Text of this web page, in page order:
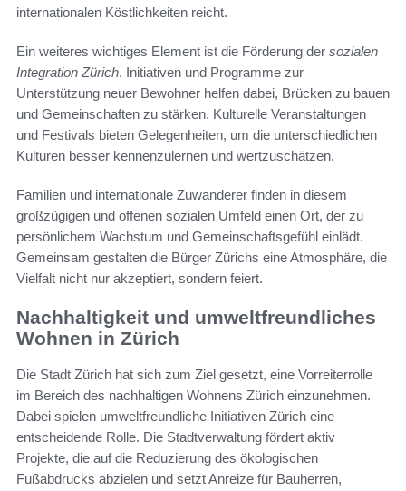
internationalen Köstlichkeiten reicht.
Ein weiteres wichtiges Element ist die Förderung der sozialen
Integration Zürich. Initiativen und Programme zur
Unterstützung neuer Bewohner helfen dabei, Brücken zu bauen
und Gemeinschaften zu stärken. Kulturelle Veranstaltungen
und Festivals bieten Gelegenheiten, um die unterschiedlichen
Kulturen besser kennenzulernen und wertzuschätzen.
Familien und internationale Zuwanderer finden in diesem
großzügigen und offenen sozialen Umfeld einen Ort, der zu
persönlichem Wachstum und Gemeinschaftsgefühl einlädt.
Gemeinsam gestalten die Bürger Zürichs eine Atmosphäre, die
Vielfalt nicht nur akzeptiert, sondern feiert.
Nachhaltigkeit und umweltfreundliches
Wohnen in Zürich
Die Stadt Zürich hat sich zum Ziel gesetzt, eine Vorreiterrolle
im Bereich des nachhaltigen Wohnens Zürich einzunehmen.
Dabei spielen umweltfreundliche Initiativen Zürich eine
entscheidende Rolle. Die Stadtverwaltung fördert aktiv
Projekte, die auf die Reduzierung des ökologischen
Fußabdrucks abzielen und setzt Anreize für Bauherren,